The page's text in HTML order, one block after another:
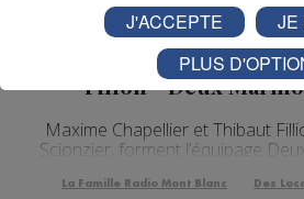
Des Locaux Dans
Maxime Chapellier
Fillon - Deux
Maxime Chapellier et Thibaut
Scionzier, forment l’équipage
La Famille Radio Mont Blanc Des
J'ACCEPTE
JE
PLUS